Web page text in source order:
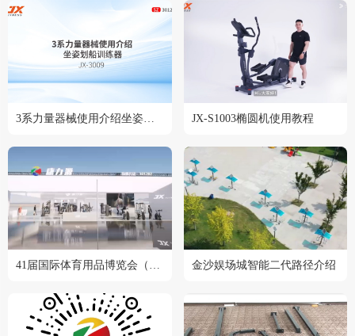
JX-S1003椭圆机使用教程
金沙娱场城智能二代路径介绍